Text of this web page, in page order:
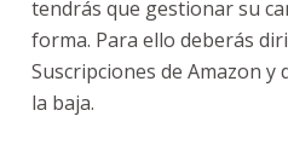
tendrás que gestionar su
forma. Para ello deberás
Suscripciones de Amazon y
la baja.